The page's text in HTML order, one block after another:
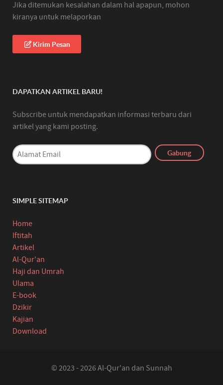
Jika ditemukan kesalahan dalam hal apapun, mohon
kiranya untuk melaporkan
Kirim Pesan
DAPATKAN ARTIKEL BARU!
Subscribe untuk mendapatkan informasi terbaru dari
artikel yang kami posting.
SIMPLE SITEMAP
Home
Iftitah
Artikel
Al-Qur'an
Haji dan Umrah
Ulama
E-book
Dzikir
Kajian
Download
© 2023 - 2026 Al-Qur'an dan Sunnah